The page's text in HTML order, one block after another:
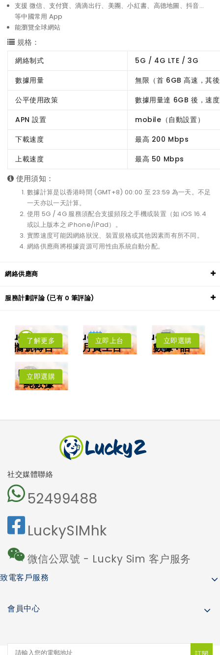
支援 微信、支付寶、滴滴出行、美團、小紅書、高德地圖、抖音...
等中國常用 App
能瀏覽全球網站
規格：
網絡制式
5G / 4G LTE / 3G
數據用量
無限（首 6GB 高速，其
公平使用政策
數據用量達 6GB 後，速
APN 設置
mobile（自動設置）
下載速度
最高 200 Mbps
上載速度
最高 50 Mbps
使用須知：
數據計算是以香港時間 (GMT+8) 00:00 至 23:59 為一天。不足
一天亦以一天計算。
使用 5G / 4G 服務須配合支援頻段之手機或裝置（如 iOS 16.4
或以上版本之 iPhone/iPad）。
實際速度可能因網絡狀況、裝置規格或其他因素而有所不同。
網絡供應商將根據資源可用性由系統自動分配。
網絡供應商
服務計劃評論 (已有 0 筆評論)
LuckySIM
攜號轉台
年卡費用低至每
了解更多 LuckySIM
月費上台
低至每月HK$8
立即上台 LuckySIM
數據+話
音
立即選購
Lucky2
純數據
卡
碼
立即選購
社交媒體聯絡
52499488
LuckySIMhk
微信公眾號 - Lucky Sim 客户服务
致電客戶服務
會員中心